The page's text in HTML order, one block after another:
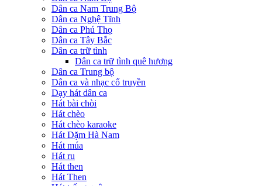
Dân ca Nam Trung Bộ
Dân ca Nghệ Tĩnh
Dân ca Phú Thọ
Dân ca Tây Bắc
Dân ca trữ tình
Dân ca trữ tình quê hương
Dân ca Trung bộ
Dân ca và nhạc cổ truyền
Dạy hát dân ca
Hát bài chòi
Hát chèo
Hát chèo karaoke
Hát Dặm Hà Nam
Hát múa
Hát ru
Hát then
Hát Then